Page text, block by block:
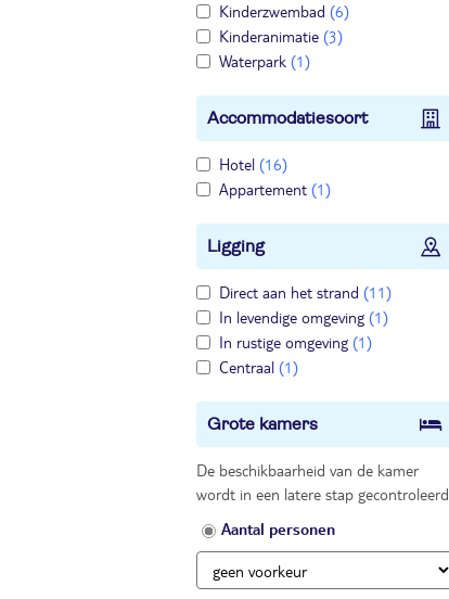
Kinderzwembad (6)
Kinderanimatie (3)
Waterpark (1)
Accommodatiesoort
Hotel (16)
Appartement (1)
Ligging
Direct aan het strand (11)
In levendige omgeving (1)
In rustige omgeving (1)
Centraal (1)
Grote kamers
De beschikbaarheid van de kamer
wordt in een latere stap gecontroleerd
Aantal personen